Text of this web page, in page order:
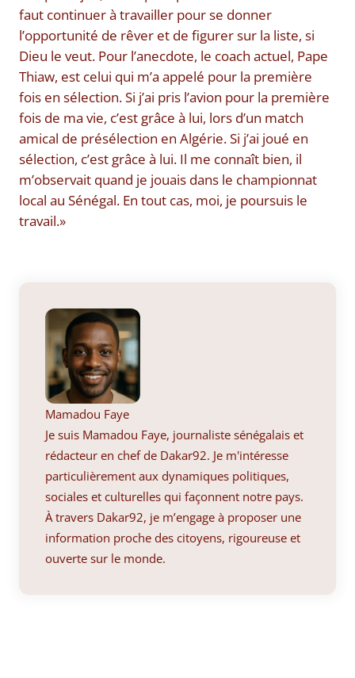
faut continuer à travailler pour se donner
l’opportunité de rêver et de figurer sur la liste, si
Dieu le veut. Pour l’anecdote, le coach actuel, Pape
Thiaw, est celui qui m’a appelé pour la première
fois en sélection. Si j’ai pris l’avion pour la première
fois de ma vie, c’est grâce à lui, lors d’un match
amical de présélection en Algérie. Si j’ai joué en
sélection, c’est grâce à lui. Il me connaît bien, il
m’observait quand je jouais dans le championnat
local au Sénégal. En tout cas, moi, je poursuis le
travail.»
Mamadou Faye
Je suis Mamadou Faye, journaliste sénégalais et
rédacteur en chef de Dakar92. Je m'intéresse
particulièrement aux dynamiques politiques,
sociales et culturelles qui façonnent notre pays.
À travers Dakar92, je m’engage à proposer une
information proche des citoyens, rigoureuse et
ouverte sur le monde.